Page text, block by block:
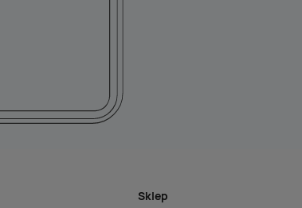
Sklep